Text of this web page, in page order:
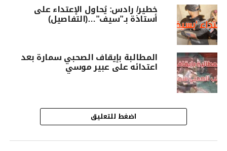
خطير/ رادس: يُحاول الإعتداء على
أستاذة بـ”سيف”…(التفاصيل)
المطالبة بإيقاف الصحبي سمارة بعد
اعتدائه على عبير موسي
اضغط للتعليق